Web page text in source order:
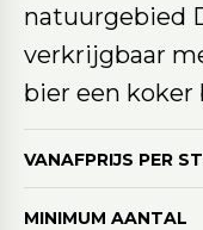
natuurgebied
verkrijgbaar
bier een koker
VANAFPRIJS PER
MINIMUM AANTAL